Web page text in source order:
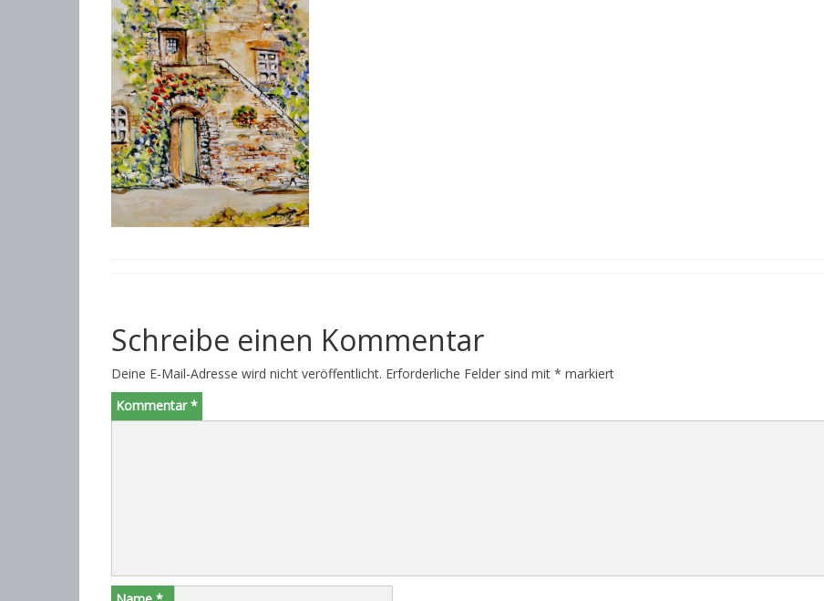
Schreibe einen Kommentar
Deine E-Mail-Adresse wird nicht veröffentlicht. Erforderliche Felder sind mit * markiert
Kommentar*